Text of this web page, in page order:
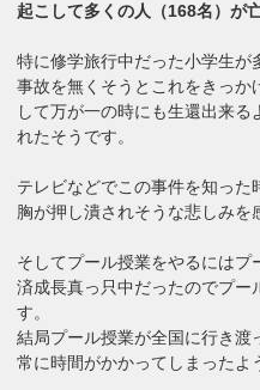
起こして多くの人（168名）が
特に修学旅行中だった小学生が
事故を無くそうとこれをきっか
して万が一の時にも生還出来
れたそうです。
テレビなどでこの事件を知った
胸が押し潰されそうな悲しみを
そしてプール授業をやるには
済成長真っ只中だったのでプ
す。
結局プール授業が全国に行き
常に時間がかかってしまったよ